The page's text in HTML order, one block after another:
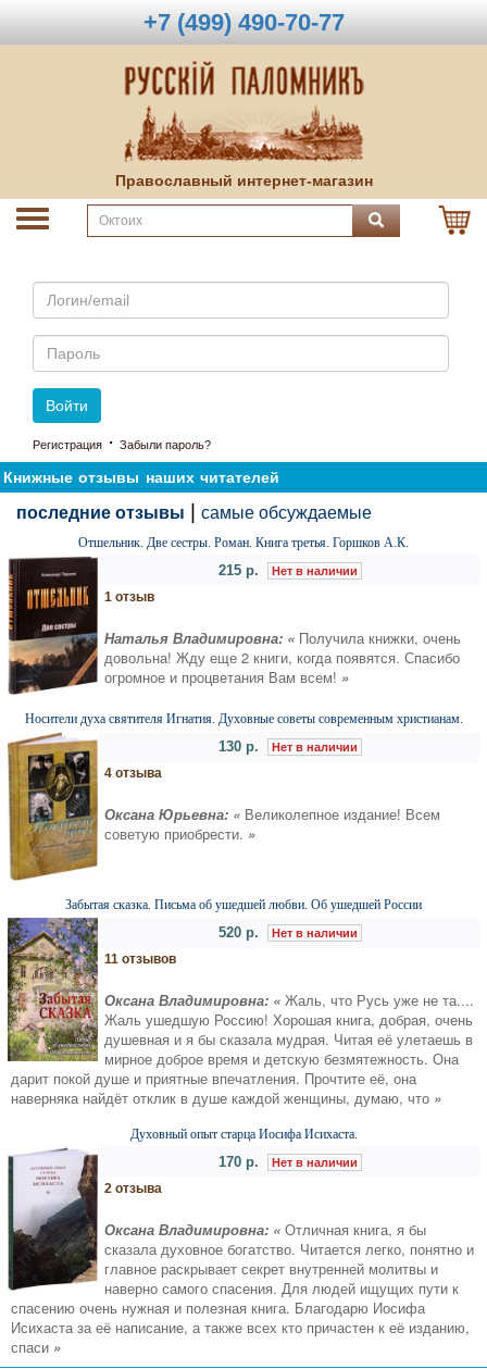
+7 (499) 490-70-77
Православный интернет-магазин
Email
Пароль
Войти
Регистрация · Забыли пароль?
Книжные отзывы наших читателей
последние отзывы самые обсуждаемые
Отшельник. Две сестры. Роман. Книга третья. Горшков А.К.
215 р. Нет в наличии
1 отзыв
Наталья Владимировна: « Получила книжки, очень
довольна! Жду еще 2 книги, когда появятся. Спасибо
огромное и процветания Вам всем! »
Носители духа святителя Игнатия. Духовные советы современным христианам.
130 р. Нет в наличии
4 отзыва
Оксана Юрьевна: « Великолепное издание! Всем
советую приобрести. »
Забытая сказка. Письма об ушедшей любви. Об ушедшей России
520 р. Нет в наличии
11 отзывов
Оксана Владимировна: « Жаль, что Русь уже не та....
Жаль ушедшую Россию! Хорошая книга, добрая, очень
душевная и я бы сказала мудрая. Читая её улетаешь в
мирное доброе время и детскую безмятежность. Она
дарит покой душе и приятные впечатления. Прочтите её, она
наверняка найдёт отклик в душе каждой женщины, думаю, что »
Духовный опыт старца Иосифа Исихаста.
170 р. Нет в наличии
2 отзыва
Оксана Владимировна: « Отличная книга, я бы
сказала духовное богатство. Читается легко, понятно и
главное раскрывает секрет внутренней молитвы и
наверно самого спасения. Для людей ищущих пути к
спасению очень нужная и полезная книга. Благодарю Иосифа
Исихаста за её написание, а также всех кто причастен к её изданию,
спаси »